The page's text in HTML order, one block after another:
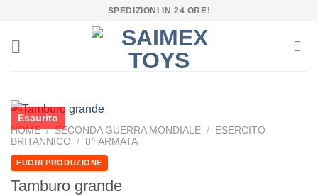
contenuti
SPEDIZIONI IN 24 ORE!
Esaurito
HOME / SECONDA GUERRA MONDIALE /
ESERCITO
BRITANNICO
/ 8^ ARMATA
FUORI PRODUZIONE
Tamburo grande